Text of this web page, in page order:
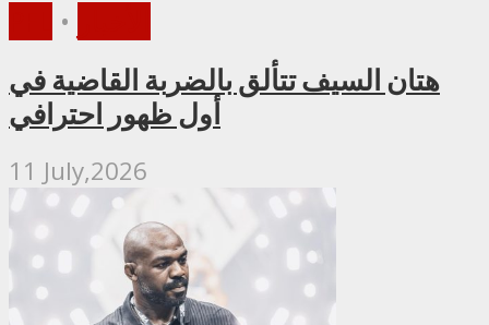
•
هتان السيف تتألق بالضربة القاضية في
أول ظهور احترافي
11 July,2026